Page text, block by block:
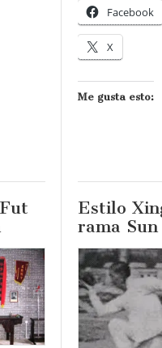
Facebook
X
Me gusta esto:
Estilo
rama Sun